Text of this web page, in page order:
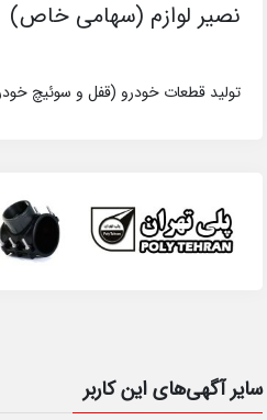
نصیر لوازم (سهامی خاص)
تولید قطعات خودرو (قفل و سوئیچ
سایر آگهی‌های این کاربر